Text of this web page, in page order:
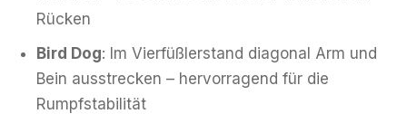
Rücken
Bird Dog: Im Vierfüßlerstand diagonal Arm und
Bein ausstrecken – hervorragend für die
Rumpfstabilität